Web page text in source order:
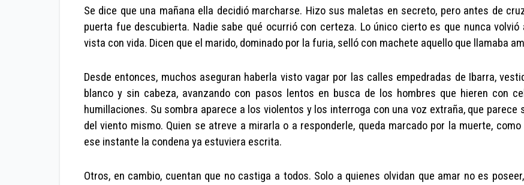
Se dice que una mañana ella decidió marcharse. Hizo sus maletas en secreto, pero antes de
puerta fue descubierta. Nadie sabe qué ocurrió con certeza. Lo único cierto es que nunca volvió
vista con vida. Dicen que el marido, dominado por la furia, selló con machete aquello que llamaba
Desde entonces, muchos aseguran haberla visto vagar por las calles empedradas de Ibarra,
blanco y sin cabeza, avanzando con pasos lentos en busca de los hombres que hieren con
humillaciones. Su sombra aparece a los violentos y los interroga con una voz extraña, que parece
del viento mismo. Quien se atreve a mirarla o a responderle, queda marcado por la muerte,
ese instante la condena ya estuviera escrita.
Otros, en cambio, cuentan que no castiga a todos. Solo a quienes olvidan que amar no es